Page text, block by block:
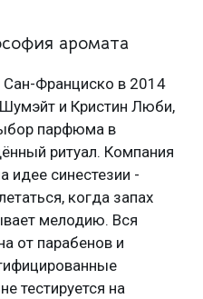
аромата
Сан-Франциско в 2014
и Кристин Люби,
парфюма в
ритуал. Компания
идее синестезии -
когда запах
мелодию. Вся
от парабенов и
тестируется на